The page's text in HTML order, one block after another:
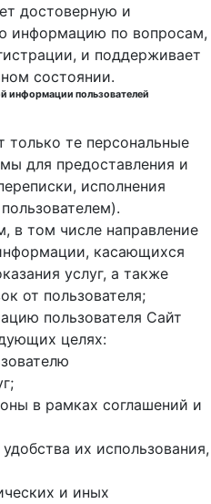
достоверную и
информацию по вопросам,
и поддерживает
состоянии.
информации пользователей
только те персональные
для предоставления и
исполнения
в том числе направление
касающихся
услуг, а также
от пользователя;
пользователя Сайт
целях:
в рамках соглашений и
их использования,
и иных